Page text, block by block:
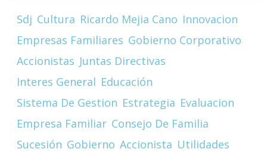
Sdj Cultura Ricardo Mejia Cano Innovacion
Empresas Familiares Gobierno Corporativo
Accionistas Juntas Directivas
Interes General Educación
Sistema De Gestion Estrategia Evaluacion
Empresa Familiar Consejo De Familia
Sucesión Gobierno Accionista Utilidades